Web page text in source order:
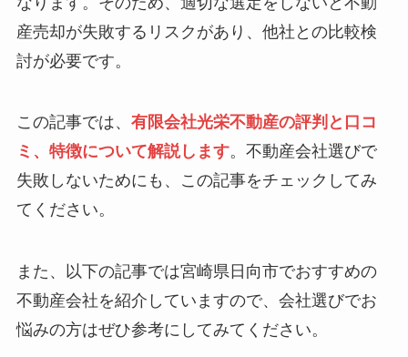
産売却が失敗するリスクがあり、他社との比較検
討が必要です。
この記事では、 有限会社光栄不動産の評判と口コ
ミ、特徴について解説します。不動産会社選びで
失敗しないためにも、この記事をチェックしてみ
てください。
また、以下の記事では宮崎県日向市でおすすめの
不動産会社を紹介していますので、会社選びでお
悩みの方はぜひ参考にしてみてください。